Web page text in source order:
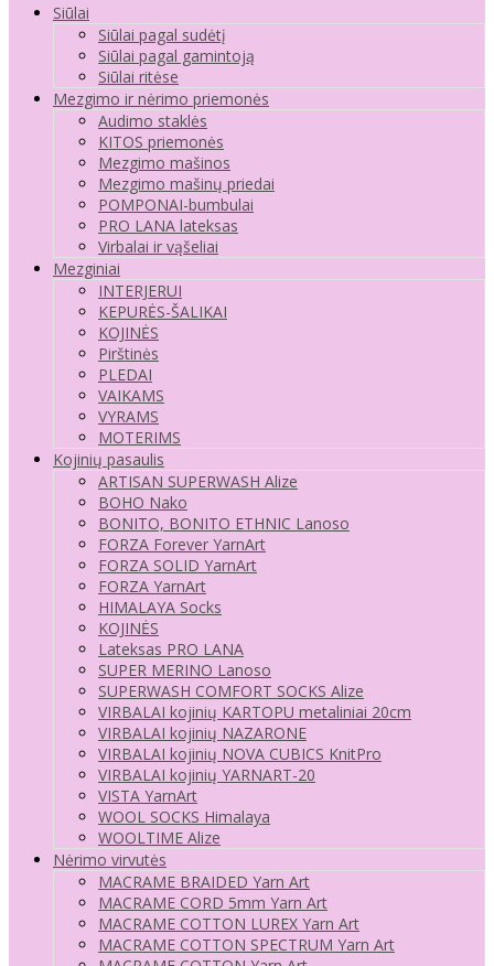
Siūlai
Siūlai pagal sudėtį
Siūlai pagal gamintoją
Siūlai ritėse
Mezgimo ir nėrimo priemonės
Audimo staklės
KITOS priemonės
Mezgimo mašinos
Mezgimo mašinų priedai
POMPONAI-bumbulai
PRO LANA lateksas
Virbalai ir vąšeliai
Mezginiai
INTERJERUI
KEPURĖS-ŠALIKAI
KOJINĖS
Pirštinės
PLEDAI
VAIKAMS
VYRAMS
MOTERIMS
Kojinių pasaulis
ARTISAN SUPERWASH Alize
BOHO Nako
BONITO, BONITO ETHNIC Lanoso
FORZA Forever YarnArt
FORZA SOLID YarnArt
FORZA YarnArt
HIMALAYA Socks
KOJINĖS
Lateksas PRO LANA
SUPER MERINO Lanoso
SUPERWASH COMFORT SOCKS Alize
VIRBALAI kojinių KARTOPU metaliniai 20cm
VIRBALAI kojinių NAZARONE
VIRBALAI kojinių NOVA CUBICS KnitPro
VIRBALAI kojinių YARNART-20
VISTA YarnArt
WOOL SOCKS Himalaya
WOOLTIME Alize
Nėrimo virvutės
MACRAME BRAIDED Yarn Art
MACRAME CORD 5mm Yarn Art
MACRAME COTTON LUREX Yarn Art
MACRAME COTTON SPECTRUM Yarn Art